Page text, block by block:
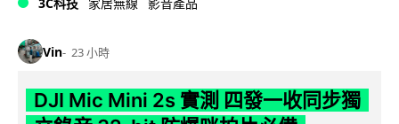
3C科技 家居無線 影音產品
Vin 23 小時
DJI Mic Mini 2s 實測 四發一收同步獨